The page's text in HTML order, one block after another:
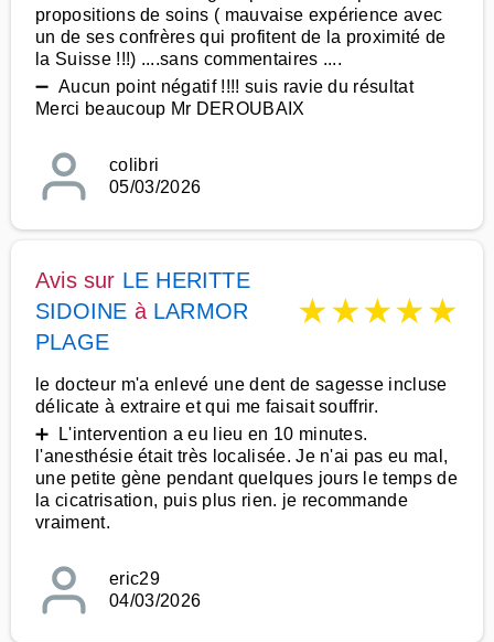
propositions de soins ( mauvaise expérience avec
un de ses confrères qui profitent de la proximité de
la Suisse !!!) ....sans commentaires ....
➖ Aucun point négatif !!!! suis ravie du résultat
Merci beaucoup Mr DEROUBAIX
colibri
05/03/2026
Avis sur LE HERITTE
SIDOINE à LARMOR
PLAGE
★★★★★
le docteur m'a enlevé une dent de sagesse incluse
délicate à extraire et qui me faisait souffrir.
➕ L'intervention a eu lieu en 10 minutes.
l'anesthésie était très localisée. Je n'ai pas eu mal,
une petite gène pendant quelques jours le temps de
la cicatrisation, puis plus rien. je recommande
vraiment.
eric29
04/03/2026